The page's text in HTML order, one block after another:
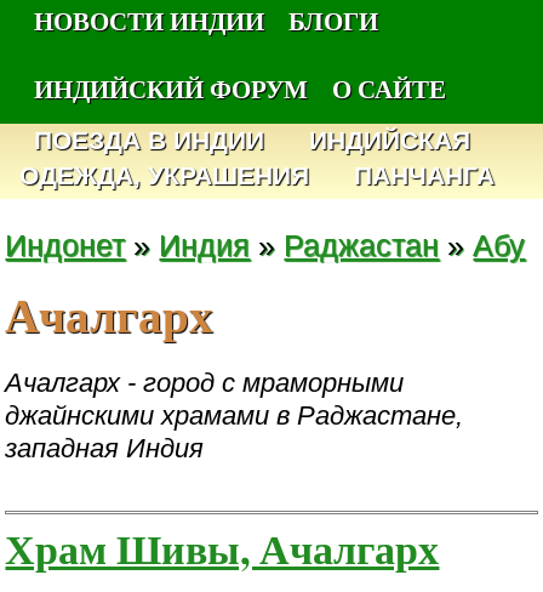
НОВОСТИ ИНДИИ
БЛОГИ
ИНДИЙСКИЙ ФОРУМ
О САЙТЕ
ПОЕЗДА В ИНДИИ
ИНДИЙСКАЯ
ОДЕЖДА, УКРАШЕНИЯ
ПАНЧАНГА
Индонет» Индия » Раджастан »Абу
Ачалгарх
Ачалгарх - город с мраморными
джайнскими храмами в Раджастане,
западная Индия
Храм Шивы, Ачалгарх